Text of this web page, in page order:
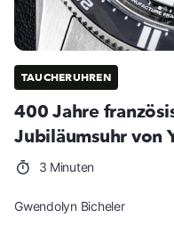
TAUCHERUHREN
400 Jahre
Jubiläumsuhr von
3 Minuten
Gwendolyn Bicheler